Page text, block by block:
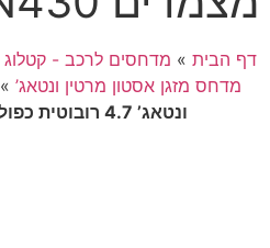
דף הבית » מדחסים לרכב - קטלוג
מדחס מזגן אסטון מרטין ונטאג’ »
ונטאג’ 4.7 רובוטית כפולת מצמדים N430